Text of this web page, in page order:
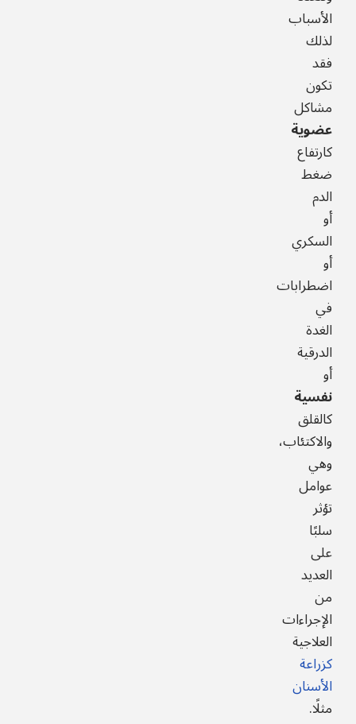
الأسباب
لذلك
فقد
تكون
مشاكل
عضوية
كارتفاع
ضغط
الدم
أو
السكري
أو
اضطرابات
في
الغدة
الدرقية
أو
نفسية
كالقلق
والاكتئاب،
وهي
عوامل
تؤثر
سلبًا
على
العديد
من
الإجراءات
العلاجية
كزراعة
الأسنان
مثلًا.